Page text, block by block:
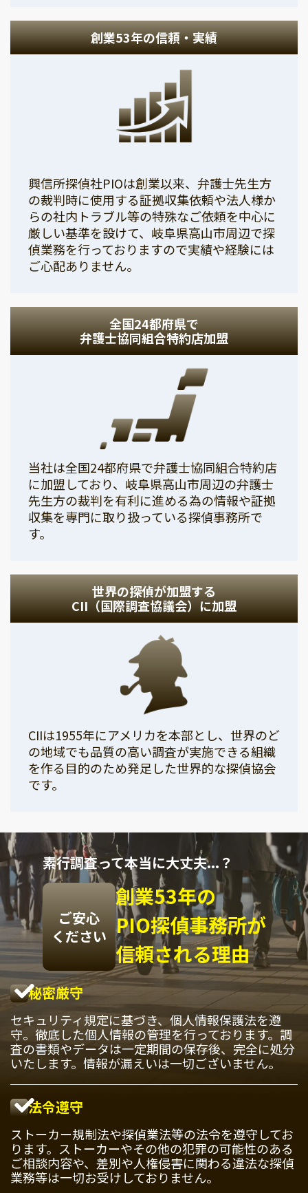
創業53年の信頼・実績
興信所探偵社PIOは創業以来、弁護士先生方
の裁判時に使用する証拠収集依頼や法人様か
らの社内トラブル等の特殊なご依頼を中心に
厳しい基準を設けて、岐阜県高山市周辺で探
偵業務を行っておりますので実績や経験には
ご心配ありません。
全国24都府県で
弁護士協同組合特約店加盟
当社は全国24都府県で弁護士協同組合特約店
に加盟しており、岐阜県高山市周辺の弁護士
先生方の裁判を有利に進める為の情報や証拠
収集を専門に取り扱っている探偵事務所で
す。
世界の探偵が加盟する
CII（国際調査協議会）に加盟
CIIは1955年にアメリカを本部とし、世界のど
の地域でも品質の高い調査が実施できる組織
を作る目的のため発足した世界的な探偵協会
です。
素行調査って本当に大丈夫...？
ご安心
ください
創業53年の
PIO探偵事務所が
信頼される理由
秘密厳守
セキュリティ規定に基づき、個人情報保護法を遵
守。徹底した個人情報の管理を行っております。調
査の書類やデータは一定期間の保存後、完全に処分
いたします。情報が漏えいは一切ございません。
法令遵守
ストーカー規制法や探偵業法等の法令を遵守してお
ります。ストーカーやその他の犯罪の可能性のある
ご相談内容や、差別や人権侵害に関わる違法な探偵
業務等は一切お受けしておりません。